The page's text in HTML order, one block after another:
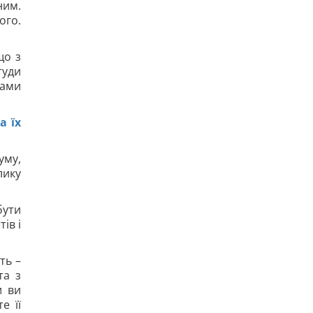
з
їх
і
–
з
ви
її